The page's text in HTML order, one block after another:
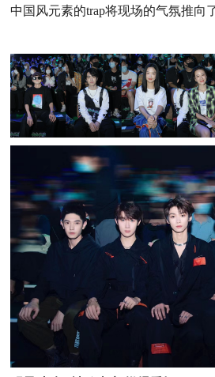
中国风元素的trap将现场的气氛推向